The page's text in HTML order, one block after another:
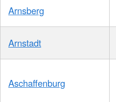
Arnsberg
Arnstadt
Aschaffenburg